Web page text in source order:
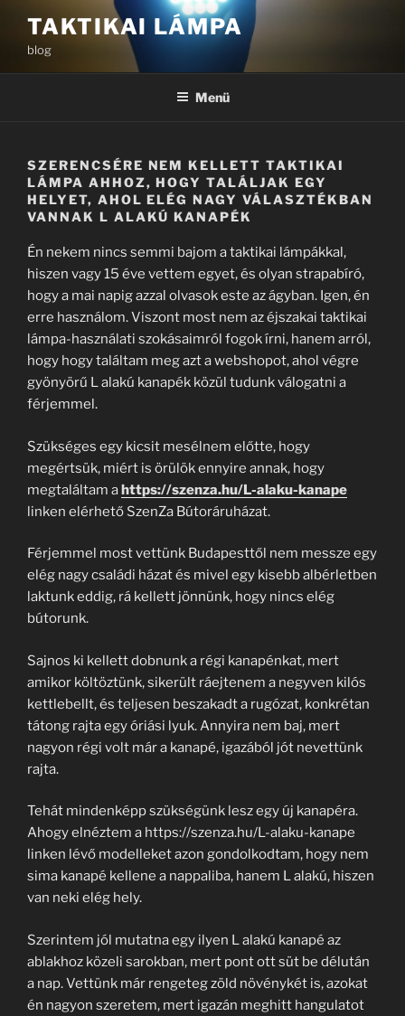
TAKTIKAI LÁMPA
blog
Menü
SZERENCSÉRE NEM KELLETT TAKTIKAI
LÁMPA AHHOZ, HOGY TALÁLJAK EGY
HELYET, AHOL ELÉG NAGY VÁLASZTÉKBAN
VANNAK L ALAKÚ KANAPÉK
Én nekem nincs semmi bajom a taktikai lámpákkal,
hiszen vagy 15 éve vettem egyet, és olyan strapabíró,
hogy a mai napig azzal olvasok este az ágyban. Igen, én
erre használom. Viszont most nem az éjszakai taktikai
lámpa-használati szokásaimról fogok írni, hanem arról,
hogy hogy találtam meg azt a webshopot, ahol végre
gyönyörű L alakú kanapék közül tudunk válogatni a
férjemmel.
Szükséges egy kicsit mesélnem előtte, hogy
megértsük, miért is örülök ennyire annak, hogy
megtaláltam ahttps://szenza.hu/L-alaku-kanape
linken elérhető SzenZa Bútoráruházat.
Férjemmel most vettünk Budapesttől nem messze egy
elég nagy családi házat és mivel egy kisebb albérletben
laktunk eddig, rá kellett jönnünk, hogy nincs elég
bútorunk.
Sajnos ki kellett dobnunk a régi kanapénkat, mert
amikor költöztünk, sikerült ráejtenem a negyven kilós
kettlebellt, és teljesen beszakadt a rugózat, konkrétan
tátong rajta egy óriási lyuk. Annyira nem baj, mert
nagyon régi volt már a kanapé, igazából jót nevettünk
rajta.
Tehát mindenképp szükségünk lesz egy új kanapéra.
Ahogy elnéztem a https://szenza.hu/L-alaku-kanape
linken lévő modelleket azon gondolkodtam, hogy nem
sima kanapé kellene a nappaliba, hanem L alakú, hiszen
van neki elég hely.
Szerintem jól mutatna egy ilyen L alakú kanapé az
ablakhoz közeli sarokban, mert pont ott süt be délután
a nap. Vettünk már rengeteg zöld növénykét is, azokat
én nagyon szeretem, mert igazán meghitt hangulatot